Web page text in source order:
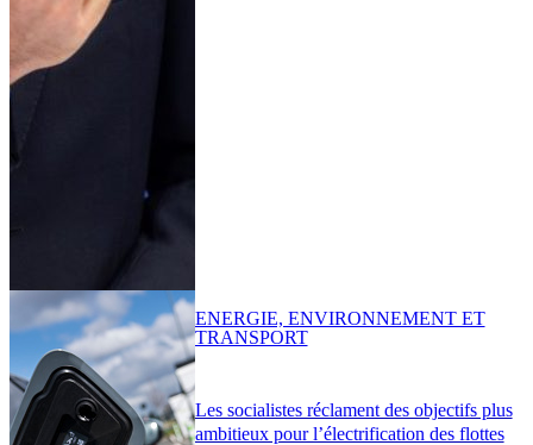
Les socialistes réclament des objectifs plus
ambitieux pour l’électrification des flottes
ENERGIE, ENVIRONNEMENT ET
TRANSPORT